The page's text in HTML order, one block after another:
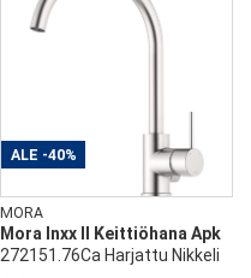
ALE -40%
MORA
Mora Inxx II Keittiöhana Apk
272151.76Ca Harjattu Nikkeli